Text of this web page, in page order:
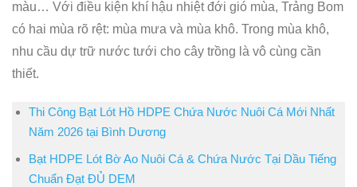
màu… Với điều kiện khí hậu nhiệt đới gió mùa, Trảng Bom
có hai mùa rõ rệt: mùa mưa và mùa khô. Trong mùa khô,
nhu cầu dự trữ nước tưới cho cây trồng là vô cùng cần
thiết.
Thi Công Bạt Lót Hồ HDPE Chứa Nước Nuôi Cá Mới Nhất
Năm 2026 tại Bình Dương
Bạt HDPE Lót Bờ Ao Nuôi Cá & Chứa Nước Tại Dầu Tiếng
Chuẩn Đạt ĐỦ DEM